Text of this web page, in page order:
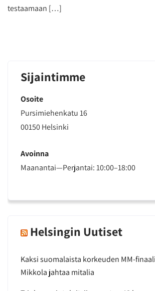
testaamaan […]
Sijaintimme
Osoite
Pursimiehenkatu 16
00150 Helsinki
Avoinna
Maanantai—Perjantai: 10:00–18:00
Helsingin Uutiset
Kaksi suomalaista korkeuden MM-
Mikkola jahtaa mitalia